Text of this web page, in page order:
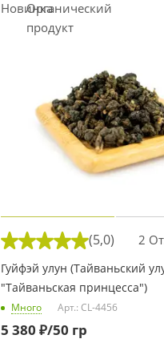
(5,0) 2
Гуйфэй улун (Тайваньский
"Тайваньская принцесса")
Много Арт.: CL-4456
5 380 ₽/50 гр